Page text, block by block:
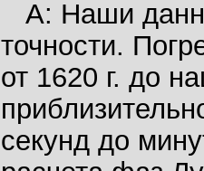
A: Наши
точности.
от 1620 г. до
секунд до